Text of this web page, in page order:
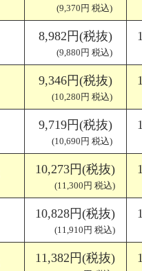
(9,370円 税込)
8,982円(税抜)
(9,880円 税込)
9,346円(税抜)
(10,280円 税込)
9,719円(税抜)
(10,690円 税込)
10,273円(税抜)
(11,300円 税込)
10,828円(税抜)
(11,910円 税込)
11,382円(税抜)